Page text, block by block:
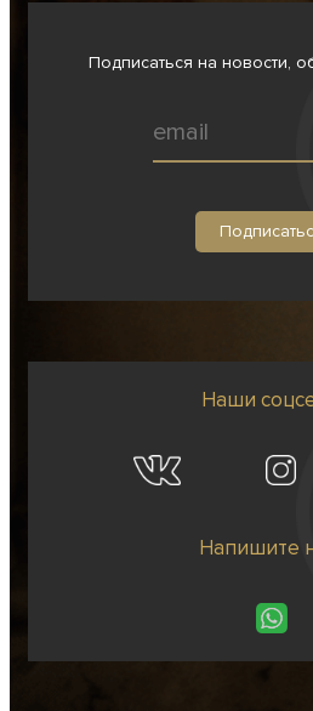
Подписаться на новости,
Наши
Напишите